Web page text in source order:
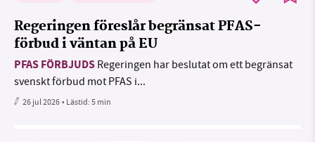
Regeringen föreslår begränsat PFAS-
förbud i väntan på EU
PFAS FÖRBJUDS Regeringen har beslutat om ett begränsat
svenskt förbud mot PFAS i...
26 jul 2026• Lästid:5 min